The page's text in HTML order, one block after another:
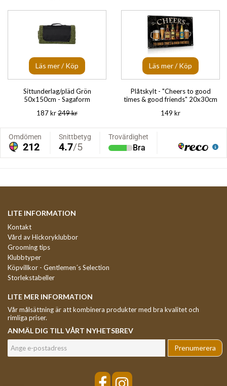
Läs mer / Köp
Sittunderlag/pläd Grön
50x150cm - Sagaform
187 kr249 kr
Läs mer / Köp
Plåtskylt - "Cheers to good
times & good friends" 20x30cm
149 kr
LITE INFORMATION
Kontakt
Vård av Hickoryklubbor
Grooming tips
Klubbtyper
Köpvillkor - Gentlemen´s Selection
Storlekstabeller
LITE MER INFORMATION
Vår målsättning är att kombinera produkter med bra kvalitet och
rimliga priser.
ANMÄL DIG TILL VÅRT NYHETSBREV
Prenumerera